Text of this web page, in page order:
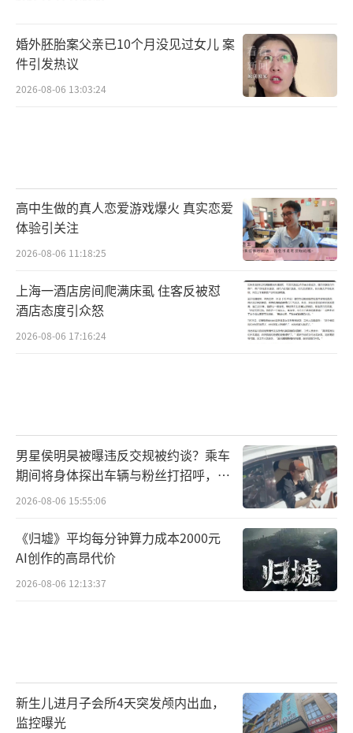
婚外胚胎案父亲已10个月没见过女儿 案
件引发热议
2026-08-06 13:03:24
高中生做的真人恋爱游戏爆火 真实恋爱
体验引关注
2026-08-06 11:18:25
上海一酒店房间爬满床虱 住客反被怼
酒店态度引众怒
2026-08-06 17:16:24
男星侯明昊被曝违反交规被约谈？乘车
期间将身体探出车辆与粉丝打招呼，当
地交警回应
2026-08-06 15:55:06
《归墟》平均每分钟算力成本2000元
AI创作的高昂代价
2026-08-06 12:13:37
新生儿进月子会所4天突发颅内出血，
监控曝光